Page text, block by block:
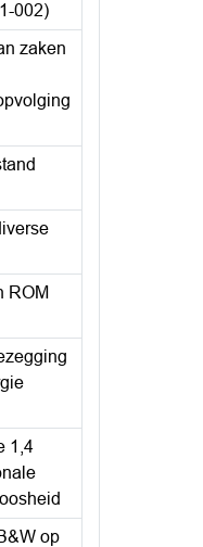
002)
zaken
ROM
1,4
op